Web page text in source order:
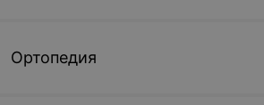
Ортопедия